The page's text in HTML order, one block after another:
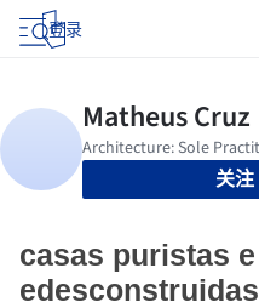
登录
关注
casas puristas e
edesconstruidas